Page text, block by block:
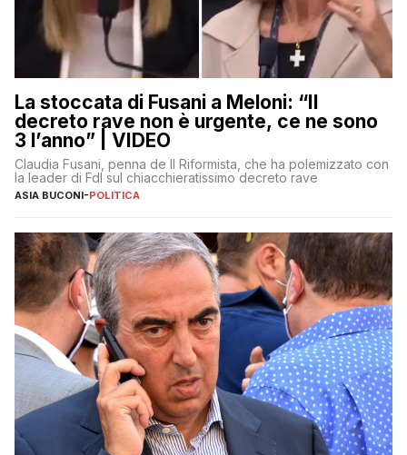
La stoccata di Fusani a Meloni: “Il
decreto rave non è urgente, ce ne sono
3 l’anno” | VIDEO
Claudia Fusani, penna de Il Riformista, che ha polemizzato con
la leader di FdI sul chiacchieratissimo decreto rave
ASIA BUCONI-POLITICA